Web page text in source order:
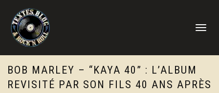
DÉPLIER
BOB MARLEY – “KAYA 40” : L’ALBUM
REVISITÉ PAR SON FILS 40 ANS APRÈS